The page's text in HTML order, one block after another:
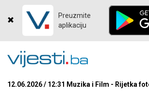
Preuzmite
aplikaciju
12.06.2026 / 12:31 Muzika i Film - Rijetka